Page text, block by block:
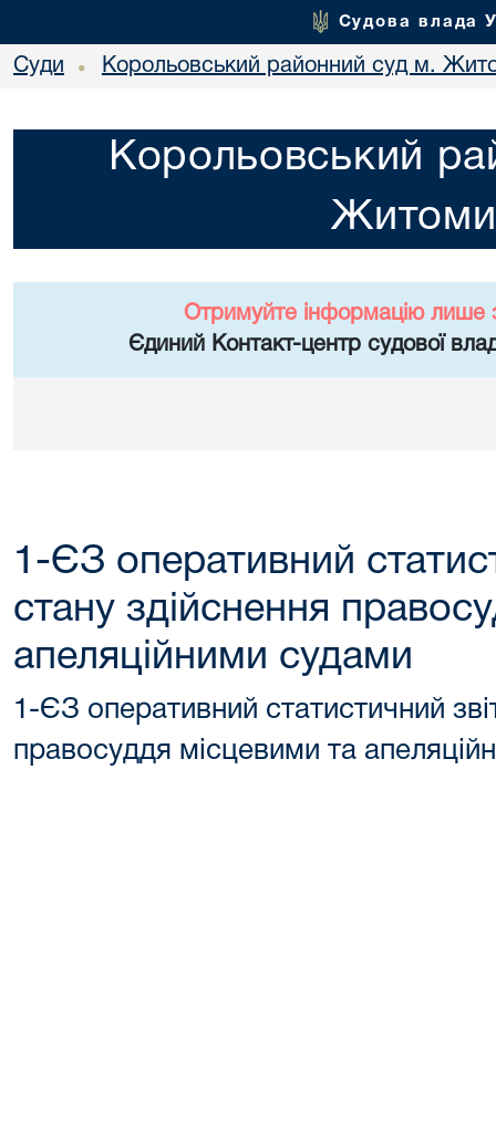
Судова влада
Суди • Корольовський районний суд м.
Корольовський
Отримуйте інформацію лише
Єдиний Контакт-центр судової
1-ЄЗ оперативний
стану здійснення
апеляційними судами
1-ЄЗ оперативний статистичний
правосуддя місцевими та